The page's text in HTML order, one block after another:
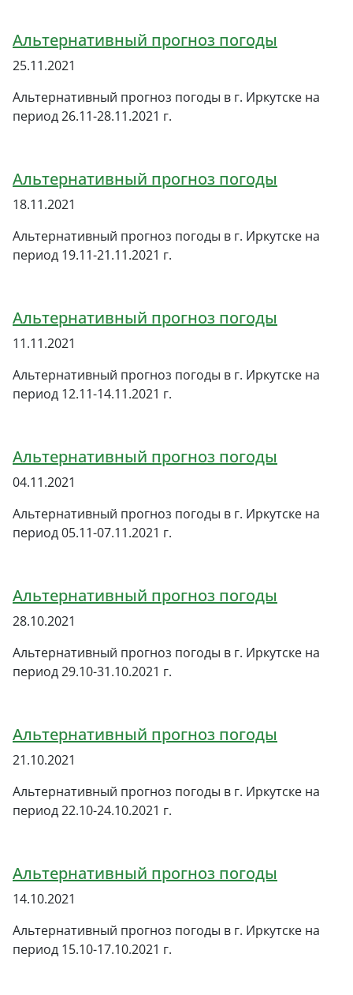
Альтернативный прогноз погоды
25.11.2021
Альтернативный прогноз погоды в г. Иркутске на
период 26.11-28.11.2021 г.
Альтернативный прогноз погоды
18.11.2021
Альтернативный прогноз погоды в г. Иркутске на
период 19.11-21.11.2021 г.
Альтернативный прогноз погоды
11.11.2021
Альтернативный прогноз погоды в г. Иркутске на
период 12.11-14.11.2021 г.
Альтернативный прогноз погоды
04.11.2021
Альтернативный прогноз погоды в г. Иркутске на
период 05.11-07.11.2021 г.
Альтернативный прогноз погоды
28.10.2021
Альтернативный прогноз погоды в г. Иркутске на
период 29.10-31.10.2021 г.
Альтернативный прогноз погоды
21.10.2021
Альтернативный прогноз погоды в г. Иркутске на
период 22.10-24.10.2021 г.
Альтернативный прогноз погоды
14.10.2021
Альтернативный прогноз погоды в г. Иркутске на
период 15.10-17.10.2021 г.